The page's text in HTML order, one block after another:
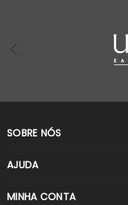
SOBRE NÓS
AJUDA
MINHA CONTA